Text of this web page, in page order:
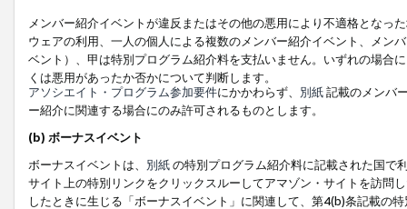
メンバー紹介イベントが違反またはその他の悪用により不適格となっ
ウェアの利用、一人の個人による複数のメンバー紹介イベント、メン
ベント）、甲は特別プログラム紹介料を支払いません。いずれの場合
くは悪用があったか否かについて判断します。
アソシエイト・プログラム参加要件にかかわらず、 別紙記載のメンバ
ー紹介に関連する場合にのみ許可されるものとします。
(b) ボーナスイベント
ボーナスイベントは、 別紙の特別プログラム紹介料に記載された国で
サイト上の特別リンクをクリックスルーしてアマゾン・サイトを訪問
したときに生じる「ボーナスイベント」に関連して、第4(b)条記載の